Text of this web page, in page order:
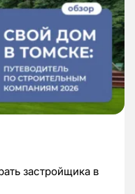
застройщика в